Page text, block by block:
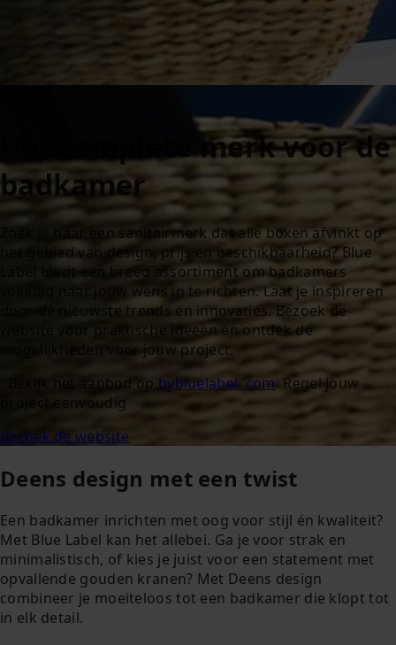
Het complete merk voor de
badkamer
Zoek je naar een sanitairmerk dat alle boxen afvinkt op
het gebied van design, prijs en beschikbaarheid? Blue
Label biedt een breed assortiment om badkamers
volledig naar jouw wens in te richten. Laat je inspireren
door de nieuwste trends en innovaties. Bezoek de
website voor praktische ideeën en ontdek de
mogelijkheden voor jouw project.
Bekijk het aanbod op bybluelabel. com. Regel jouw
project eenvoudig
Bezoek de website
Deens design met een twist
Een badkamer inrichten met oog voor stijl én kwaliteit?
Met Blue Label kan het allebei. Ga je voor strak en
minimalistisch, of kies je juist voor een statement met
opvallende gouden kranen? Met Deens design
combineer je moeiteloos tot een badkamer die klopt tot
in elk detail.